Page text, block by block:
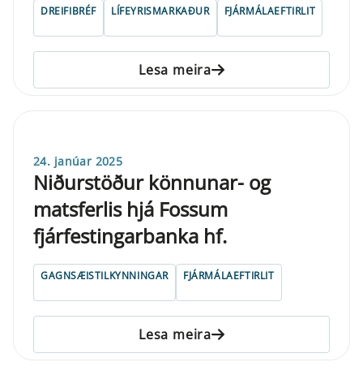
DREIFIBRÉF LÍFEYRISMARKAÐUR FJÁRMÁLAEFTIRLIT
Lesa meira
24. janúar 2025
Niðurstöður könnunar- og
matsferlis hjá Fossum
fjárfestingarbanka hf.
GAGNSÆISTILKYNNINGAR FJÁRMÁLAEFTIRLIT
Lesa meira